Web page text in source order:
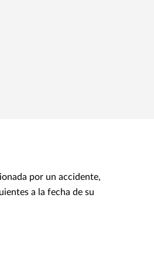
por un accidente,
a la fecha de su